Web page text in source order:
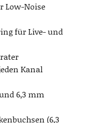
Low-Noise
für Live- und
Kanal
6,3 mm
(6,3